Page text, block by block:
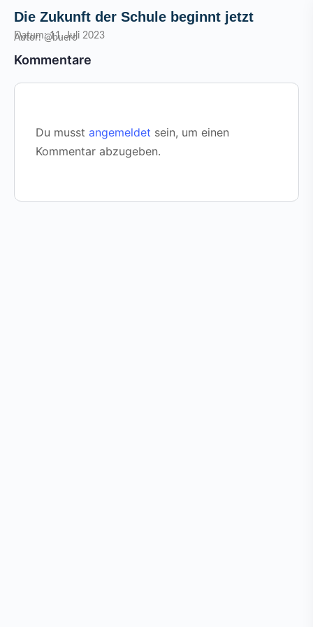
Die Zukunft der Schule beginnt jetzt
Datum: 11. Juli 2023
Autor: @buero
Kommentare
Du musst angemeldet sein, um einen
Kommentar abzugeben.